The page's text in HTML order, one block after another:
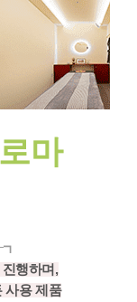
마
행하며,
사용 제품